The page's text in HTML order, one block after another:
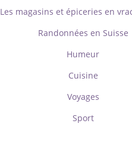
Les magasins et épiceries en
Randonnées en Suisse
Humeur
Cuisine
Voyages
Sport